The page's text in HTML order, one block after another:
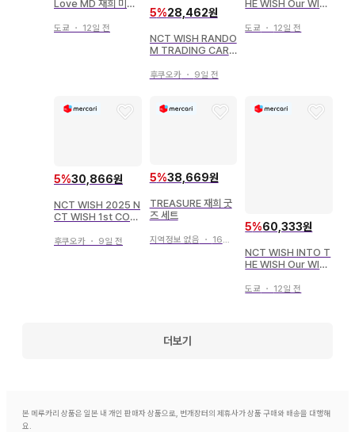
Love MD 재희 미니 I
도쿄 ・ 12일 전
5%28,462원
NCT WISH RANDO
M TRADING CARD
WISH Our WISH E
후쿠오카・ 9일 전
HE WISH Our WIS
UL JAEHEE STAR
도쿄 ・ 12일 전
5%30,866원
NCT WISH 2025 N
CT WISH 1st CON
THE WISH Our WI
후쿠오카 ・ 9일 전
5%38,669원
TREASURE 재희 굿
즈 세트
지역정보 없음 ・ 16일 전
5%60,333원
NCT WISH INTO T
HE WISH Our WIS
UL JAEHEE 인형 모
도쿄 ・ 12일 전
더보기
본 메루카리 상품은 일본 내 개인 판매자 상품으로, 번개장터의 제휴사가 상품 구매와 배송을 대행해
요.